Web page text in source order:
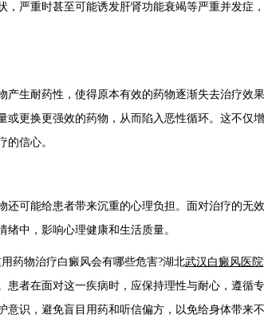
，严重时甚至可能诱发肝肾功能衰竭等严重并发症
生耐药性，使得原本有效的药物逐渐失去治疗效
或更换更强效的药物，从而陷入恶性循环。这不仅
的信心。
可能给患者带来沉重的心理负担。面对治疗的无
中，影响心理健康和生活质量。
物治疗白癜风会有哪些危害?湖北武汉白癜风医院
患者在面对这一疾病时，应保持理性与耐心，遵循
意识，避免盲目用药和听信偏方，以免给身体带来